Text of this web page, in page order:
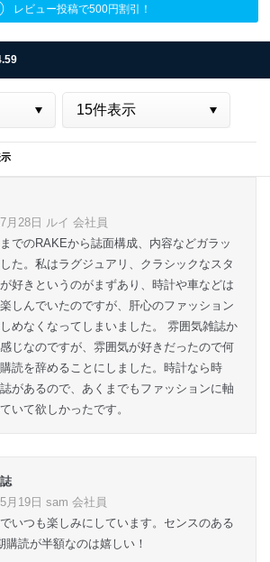
レビュー投稿で500円割引！
月28日 ルイ 会社員
でのRAKEから誌面構成、内容などガラッ
た。私はラグジュアリ、クラシックなスタ
好きというのがまずあり、時計や車などは
しんでいたのですが、肝心のファッション
めなくなってしまいました。 雰囲気雑誌か
じなのですが、雰囲気が好きだったので何
読を辞めることにしました。時計なら時
があるので、あくまでもファッションに軸
いて欲しかったです。
月19日 sam 会社員
いつも楽しみにしています。センスのある
読が半額なのは嬉しい！